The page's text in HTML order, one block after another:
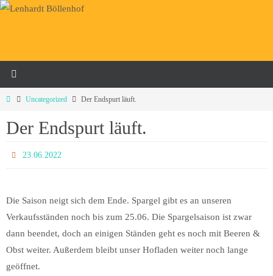
Zum
HomeUncategorized Der Endspurt läuft.
Der Endspurt läuft.
23.06.2022
Die Saison neigt sich dem Ende. Spargel gibt es an unseren
Verkaufsständen noch bis zum 25.06. Die Spargelsaison ist zwar
dann beendet, doch an einigen Ständen geht es noch mit Beeren &
Obst weiter. Außerdem bleibt unser Hofladen weiter noch lange
geöffnet.